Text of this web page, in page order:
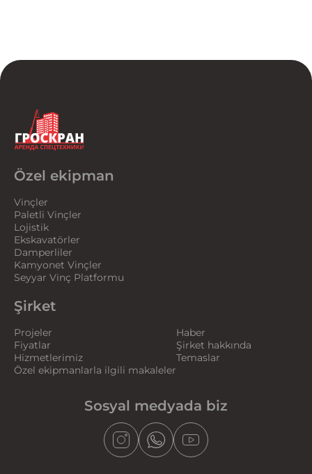
Özel ekipman
Vinçler
Paletli Vinçler
Lojistik
Ekskavatörler
Damperliler
Kamyonet Vinçler
Seyyar Vinç Platformu
Şirket
Projeler
Fiyatlar
Hizmetlerimiz
Özel ekipmanlarla ilgili makaleler
Haber
Şirket hakkında
Temaslar
Sosyal medyada biz